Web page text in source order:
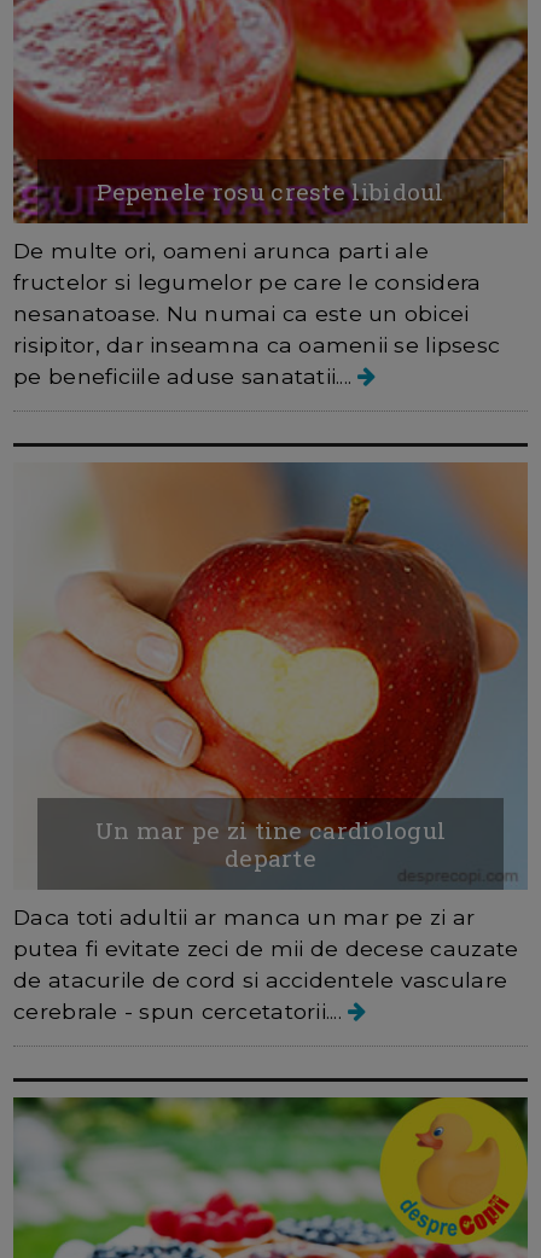
Pepenele rosu creste libidoul
De multe ori, oameni arunca parti ale
fructelor si legumelor pe care le considera
nesanatoase. Nu numai ca este un obicei
risipitor, dar inseamna ca oamenii se lipsesc
pe beneficiile aduse sanatatii....
Un mar pe zi tine cardiologul
departe
Daca toti adultii ar manca un mar pe zi ar
putea fi evitate zeci de mii de decese cauzate
de atacurile de cord si accidentele vasculare
cerebrale - spun cercetatorii....